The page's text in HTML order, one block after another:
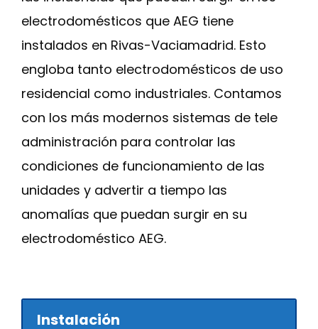
electrodomésticos que AEG tiene
instalados en Rivas-Vaciamadrid. Esto
engloba tanto electrodomésticos de uso
residencial como industriales. Contamos
con los más modernos sistemas de tele
administración para controlar las
condiciones de funcionamiento de las
unidades y advertir a tiempo las
anomalías que puedan surgir en su
electrodoméstico AEG.
Instalación